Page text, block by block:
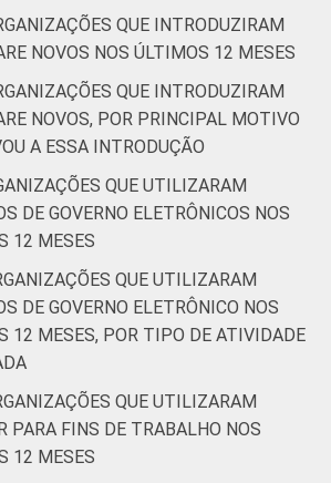
da Informação (Cetic.br),
sobre o uso das Tecnologias de
e Comunicação nas organizações
brasileiras - TIC
Sem Fins Lucrativos 2016
QUE INTRODUZIRAM
NOVOS NOS ÚLTIMOS 12 MESES
QUE INTRODUZIRAM
NOVOS, POR PRINCIPAL MOTIVO
A ESSA INTRODUÇÃO
QUE UTILIZARAM
DE GOVERNO ELETRÔNICOS NOS
12 MESES
QUE UTILIZARAM
DE GOVERNO ELETRÔNICO NOS
12 MESES, POR TIPO DE ATIVIDADE
QUE UTILIZARAM
PARA FINS DE TRABALHO NOS
12 MESES